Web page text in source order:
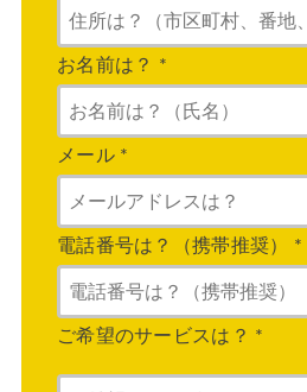
お名前は？ *
メール *
電話番号は？（携帯推奨） *
ご希望のサービスは？ *